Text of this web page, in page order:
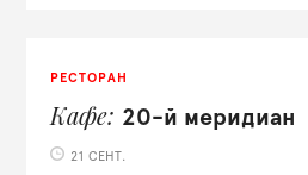
РЕСТОРАН
Кафе 20-й меридиан
21 СЕНТ.